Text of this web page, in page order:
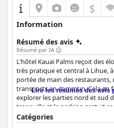
$
Information
Résumé des avis
Résumé par IA
L'hôtel Kauai Palms reçoit des
très pratique et central à Lihue,
portée de main des restaurants,
transports en commun. Cela en
explorer les parties nord et sud
tranquille et le parking gratuit
n'étant pas pittoresque,
personnel sincère et amical
Lire les résumés des avis
Catégories